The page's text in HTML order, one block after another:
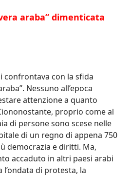
araba” dimenticata
confrontava con la sfida
Nessuno all’epoca
attenzione a quanto
proprio come al
di persone sono scese nelle
di un regno di appena 750
democrazia e diritti. Ma,
accaduto in altri paesi arabi
di protesta, la